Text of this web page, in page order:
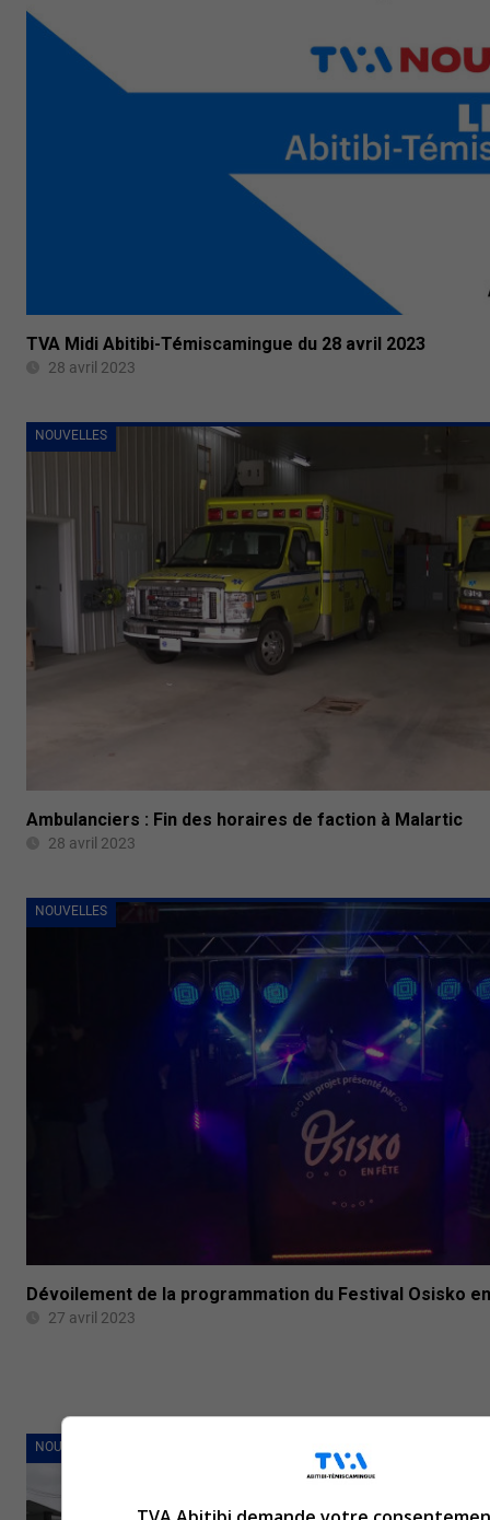
TVA Midi Abitibi-Témiscamingue du 28 avril 2023
28 avril 2023
NOUVELLES
Ambulanciers : Fin des horaires de faction à Malartic
28 avril 2023
NOUVELLES
Dévoilement de la programmation du Festival Osisko
27 avril 2023
NOUVELLES